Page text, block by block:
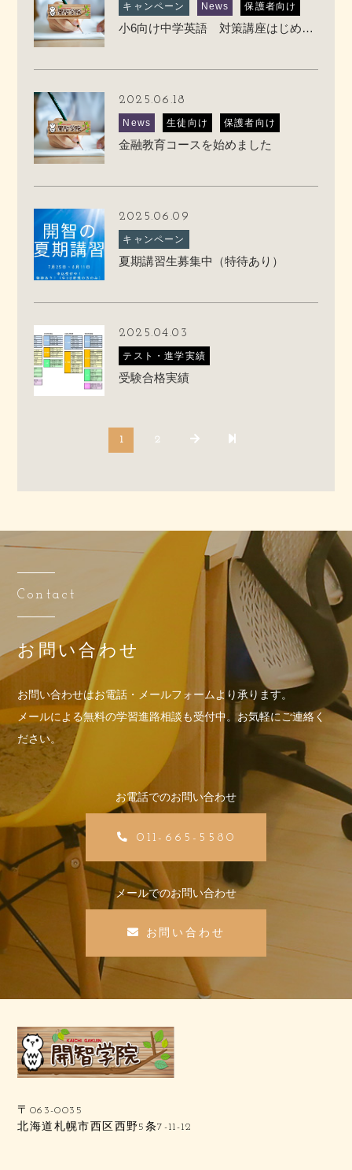
キャンペーン News 保護者向け
小6向け中学英語 対策講座はじめます
2025.06.18
News 生徒向け 保護者向け
金融教育コースを始めました
2025.06.09
キャンペーン
夏期講習生募集中（特待あり）
2025.04.03
テスト・進学実績
受験合格実績
1 2
Contact
お問い合わせ
お問い合わせはお電話・メールフォームより承ります。
メールによる無料の学習進路相談も受付中。お気軽にご連絡く
ださい。
お電話でのお問い合わせ
011-665-5580
メールでのお問い合わせ
お問い合わせ
〒063-0035
北海道札幌市西区西野5条7-11-12